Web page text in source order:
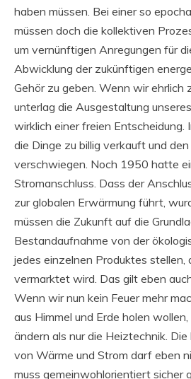
haben müssen. Bei einer so
müssen doch die kollektiven
um vernünftigen Anregungen für
Abwicklung der zukünftigen
Gehör zu geben. Wenn wir ehrlich
unterlag die Ausgestaltung
wirklich einer freien Entscheidung.
die Dinge zu billig verkauft und
verschwiegen. Noch 1950 hatte
Stromanschluss. Dass der
zur globalen Erwärmung führt,
müssen die Zukunft auf die
Bestandaufnahme von der
jedes einzelnen Produktes stellen,
vermarktet wird. Das gilt eben
Wenn wir nun kein Feuer mehr
aus Himmel und Erde holen
ändern als nur die Heiztechnik.
von Wärme und Strom darf eben
muss gemeinwohlorientiert sicher